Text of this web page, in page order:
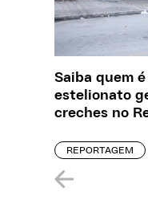
Saiba quem
estelionato
creches no
REPORTAGEM